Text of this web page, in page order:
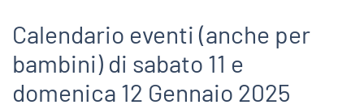
Calendario eventi (anche per
bambini) di sabato 11 e
domenica 12 Gennaio 2025